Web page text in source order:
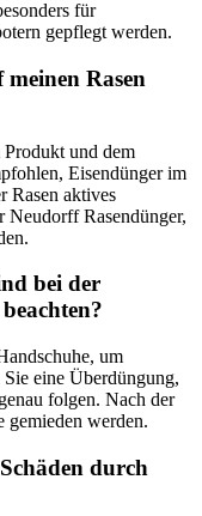
für
gepflegt werden.
Rasen
und dem
Eisendünger im
Rasen aktives
Neudorff Rasendünger,
bei der
um
eine Überdüngung,
folgen. Nach der
gemieden werden.
durch